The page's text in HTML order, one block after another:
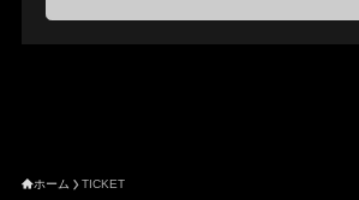
ホーム TICKET